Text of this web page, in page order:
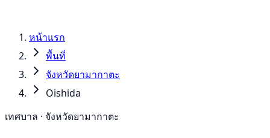
หน้าแรก
พื้นที่
จังหวัดยามากาตะ
Oishida
เทศบาล · จังหวัดยามากาตะ